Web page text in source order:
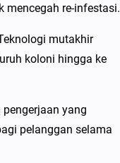
mencegah re-infestasi.
mutakhir
koloni hingga ke
yang
pelanggan selama